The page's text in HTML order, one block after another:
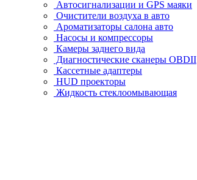
Автосигнализации и GPS маяки
Очистители воздуха в авто
Ароматизаторы салона авто
Насосы и компрессоры
Камеры заднего вида
Диагностические сканеры OBDII
Кассетные адаптеры
HUD проекторы
Жидкость стеклоомывающая